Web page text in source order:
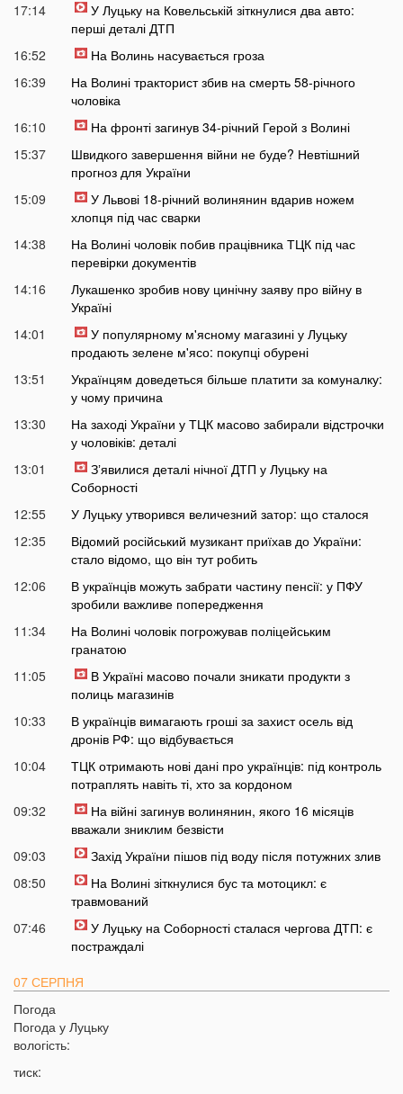
17:14
У Луцьку на Ковельській зіткнулися два авто:
перші деталі ДТП
16:52
На Волинь насувається гроза
16:39
На Волині тракторист збив на смерть 58-річного
чоловіка
16:10
На фронті загинув 34-річний Герой з Волині
15:37
Швидкого завершення війни не буде? Невтішний
прогноз для України
15:09
У Львові 18-річний волинянин вдарив ножем
хлопця під час сварки
14:38
На Волині чоловік побив працівника ТЦК під час
перевірки документів
14:16
Лукашенко зробив нову цинічну заяву про війну в
Україні
14:01
У популярному м'ясному магазині у Луцьку
продають зелене м'ясо: покупці обурені
13:51
Українцям доведеться більше платити за комуналку:
у чому причина
13:30
На заході України у ТЦК масово забирали відстрочки
у чоловіків: деталі
13:01
Зʼявилися деталі нічної ДТП у Луцьку на
Соборності
12:55
У Луцьку утворився величезний затор: що сталося
12:35
Відомий російський музикант приїхав до України:
стало відомо, що він тут робить
12:06
В українців можуть забрати частину пенсії: у ПФУ
зробили важливе попередження
11:34
На Волині чоловік погрожував поліцейським
гранатою
11:05
В Україні масово почали зникати продукти з
полиць магазинів
10:33
В українців вимагають гроші за захист осель від
дронів РФ: що відбувається
10:04
ТЦК отримають нові дані про українців: під контроль
потраплять навіть ті, хто за кордоном
09:32
На війні загинув волинянин, якого 16 місяців
вважали зниклим безвісти
09:03
Захід України пішов під воду після потужних злив
08:50
На Волині зіткнулися бус та мотоцикл: є
травмований
07:46
У Луцьку на Соборності сталася чергова ДТП: є
постраждалі
07 СЕРПНЯ
20:31
20:17
Погода
Погода у Луцьку
вологість:
тиск: